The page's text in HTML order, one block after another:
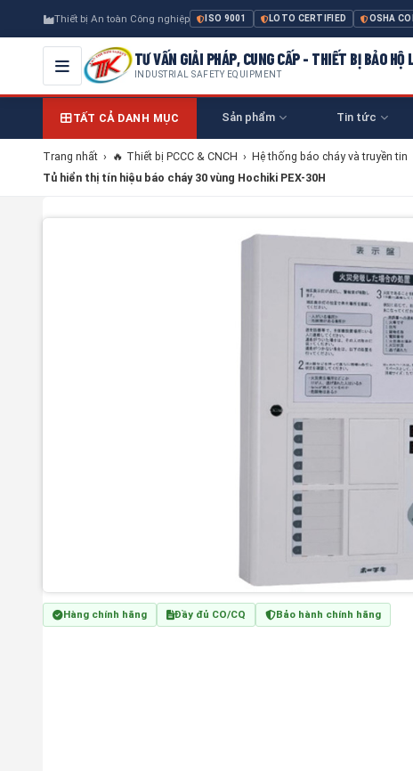
Thiết bị An toàn Công nghiệp ISO 9001 LOTO CERTIFIED OSHA
TƯ VẤN GIẢI PHÁP, CUNG CẤP - THIẾT BỊ BẢO
INDUSTRIAL SAFETY EQUIPMENT
TẤT CẢ DANH MỤC Sản phẩm Tin tức
Trang nhất › 🔥 Thiết bị PCCC & CNCH › Hệ thống báo cháy và truyền tin
Tủ hiển thị tín hiệu báo cháy 30 vùng Hochiki PEX-30H
Hàng chính hãng Đầy đủ CO/CQ Bảo hành chính hãng